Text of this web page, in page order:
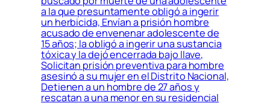
a la que presuntamente obligó a ingerir
un herbicida, Envían a prisión hombre
acusado de envenenar adolescente de
15 años; la obligó a ingerir una sustancia
tóxica y la dejó encerrada bajo llave,
Solicitan prisión preventiva para hombre
asesinó a su mujer en el Distrito Nacional,
Detienen a un hombre de 27 años y
rescatan a una menor en su residencial